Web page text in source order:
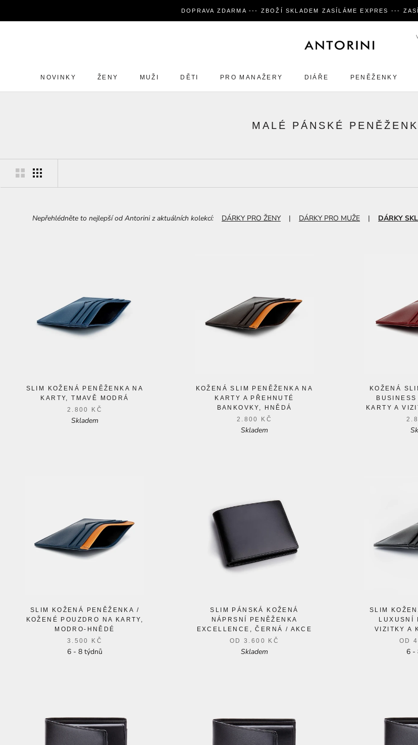
DOPRAVA ZDARMA --- ZBOŽÍ SKLADEM ZASÍLÁME EXPRES ---
NOVINKY
ŽENY
MUŽI
DĚTI
PRO MANAŽERY
DIÁŘE
PENĚŽENKY
MALÉ PÁNSKÉ
Nepřehlédněte to nejlepší od Antorini z aktuálních kolekcí: DÁRKY PRO ŽENY| DÁRKY PRO MUŽE | DÁRKY
SLIM KOŽENÁ PENĚŽENKA NA
KARTY, TMAVĚ MODRÁ
2.800 KČ
Skladem
KOŽENÁ SLIM PENĚŽENKA NA
KARTY A PŘEHNUTÉ
BANKOVKY, HNĚDÁ
2.800 KČ
Skladem
KOŽENÁ
KARTY A
SLIM KOŽENÁ PENĚŽENKA /
KOŽENÉ POUZDRO NA KARTY,
MODRO-HNĚDÉ
3.500 KČ
6 - 8 týdnů
SLIM PÁNSKÁ KOŽENÁ
NÁPRSNÍ PENĚŽENKA
EXCELLENCE, ČERNÁ / AKCE
OD 3.600 KČ
Skladem
SLIM
LUXUSNÍ
VIZITKY A
OD
6 -